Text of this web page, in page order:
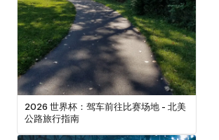
2026 世界杯：驾车前往比赛场地 - 北美
公路旅行指南